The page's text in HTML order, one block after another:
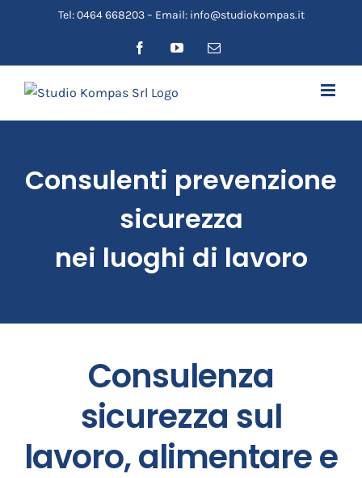
Tel: 0464 668203 – Email: info@studiokompas.it
FacebookYouTubeEmail
Consulenti prevenzione
sicurezza
nei luoghi di lavoro
Consulenza
sicurezza sul
lavoro, alimentare e